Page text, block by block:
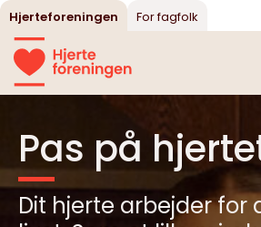
Hjerteforeningen For fagfolk
Pas på
Dit hjerte arbejder for